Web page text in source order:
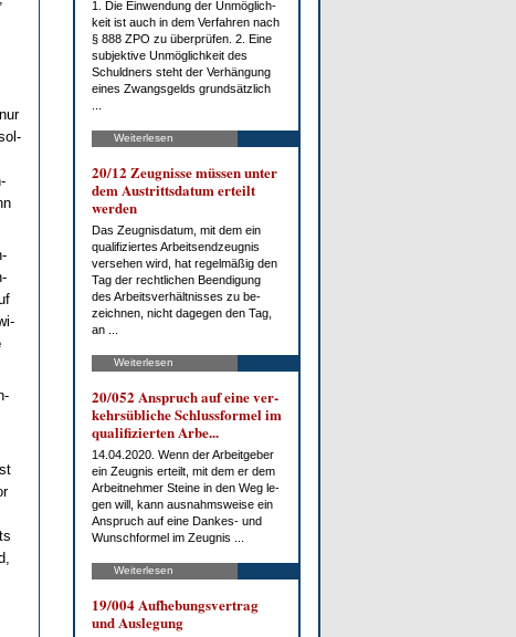
1. Die Ein­wen­dung der Un­mög­lich­
keit ist auch in dem Ver­fah­ren nach
§ 888 ZPO zu über­prü­fen. 2. Ei­ne
sub­jek­ti­ve Un­mög­lich­keit des
Schuld­ners steht der Ver­hän­gung
ei­nes Zwangs­gelds grund­sätz­lich
Weiterlesen
20/12 Zeug­nis­se müs­sen un­ter
dem Aus­tritts­da­tum er­teilt
wer­den
Das Zeug­nis­da­tum, mit dem ein
qua­li­fi­zier­tes Ar­beits­end­zeug­nis
ver­se­hen wird, hat re­gel­mä­ßig den
Tag der recht­li­chen Be­en­di­gung
des Ar­beits­ver­hält­nis­ses zu be­
zeich­nen, nicht da­ge­gen den Tag,
an ...
Weiterlesen
20/052 An­spruch auf ei­ne ver­
kehrs­üb­li­che Schluss­for­mel im
qua­li­fi­zier­ten Ar­be...
14.04.2020. Wenn der Ar­beit­ge­ber
ein Zeug­nis er­teilt, mit dem er dem
Ar­beit­neh­mer St­ei­ne in den Weg le­
gen will, kann aus­nahms­wei­se ein
An­spruch auf ei­ne Dan­kes- und
Wunsch­for­mel im Zeug­nis ...
Weiterlesen
19/004 Auf­he­bungs­ver­trag
und Aus­le­gung